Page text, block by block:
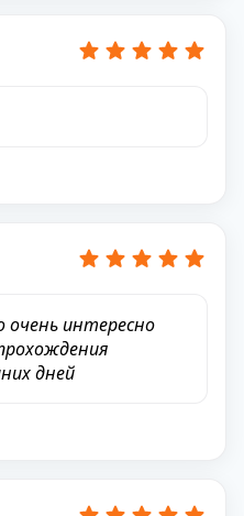
интересно
дней